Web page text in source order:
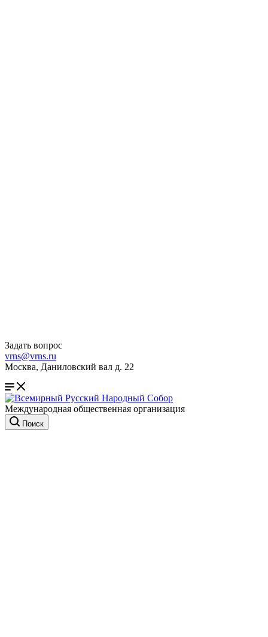
Задать вопрос
vrns@vrns.ru
Москва, Даниловский вал д. 22
Международная общественная организация
Поиск